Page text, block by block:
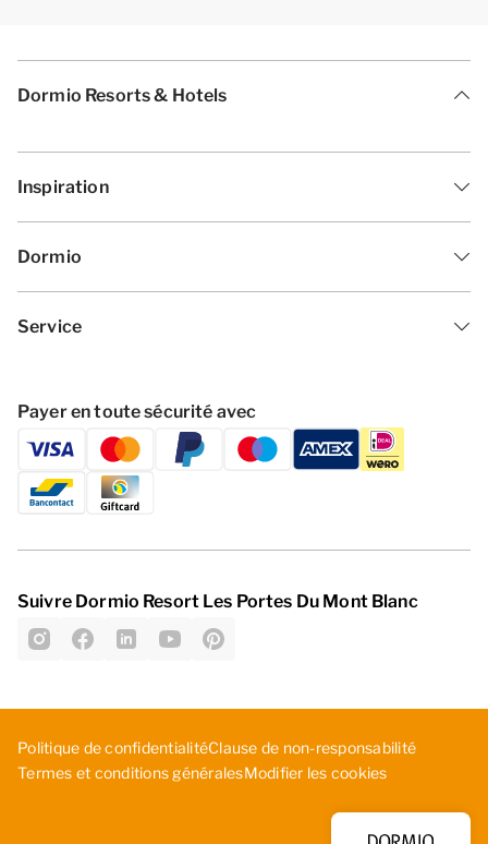
Dormio Resorts & Hotels
Inspiration
Dormio
Service
Payer en toute sécurité avec
Suivre Dormio Resort Les Portes Du Mont Blanc
Politique de confidentialitéC­lau­se ­de ­non­-re­spo­nsa­bil­ité
Termes et conditions généralesModifier les cookies